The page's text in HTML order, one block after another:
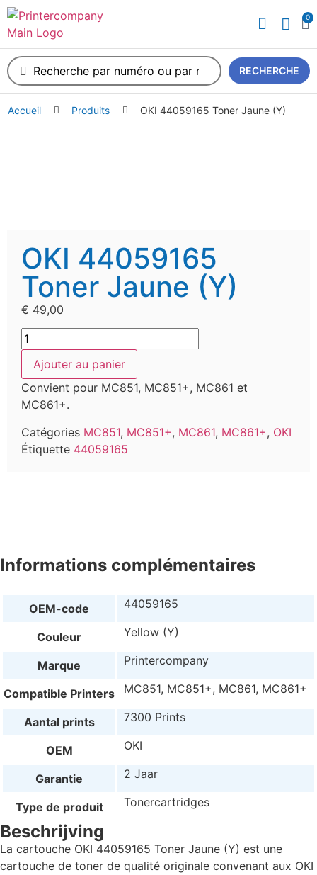
0
RECHERCHE
Accueil Produits OKI 44059165 Toner Jaune (Y)
OKI 44059165
Toner Jaune (Y)
€ 49,00
Ajouter au panier
Convient pour MC851, MC851+, MC861 et
MC861+.
Catégories MC851, MC851+, MC861, MC861+, OKI
Étiquette 44059165
Informations complémentaires
OEM-code 44059165
Couleur Yellow (Y)
Marque Printercompany
Compatible Printers MC851, MC851+, MC861, MC861+
Aantal prints 7300 Prints
OEM OKI
Garantie 2 Jaar
Type de produit Tonercartridges
Beschrijving
La cartouche OKI 44059165 Toner Jaune (Y) est une
cartouche de toner de qualité originale convenant aux OKI